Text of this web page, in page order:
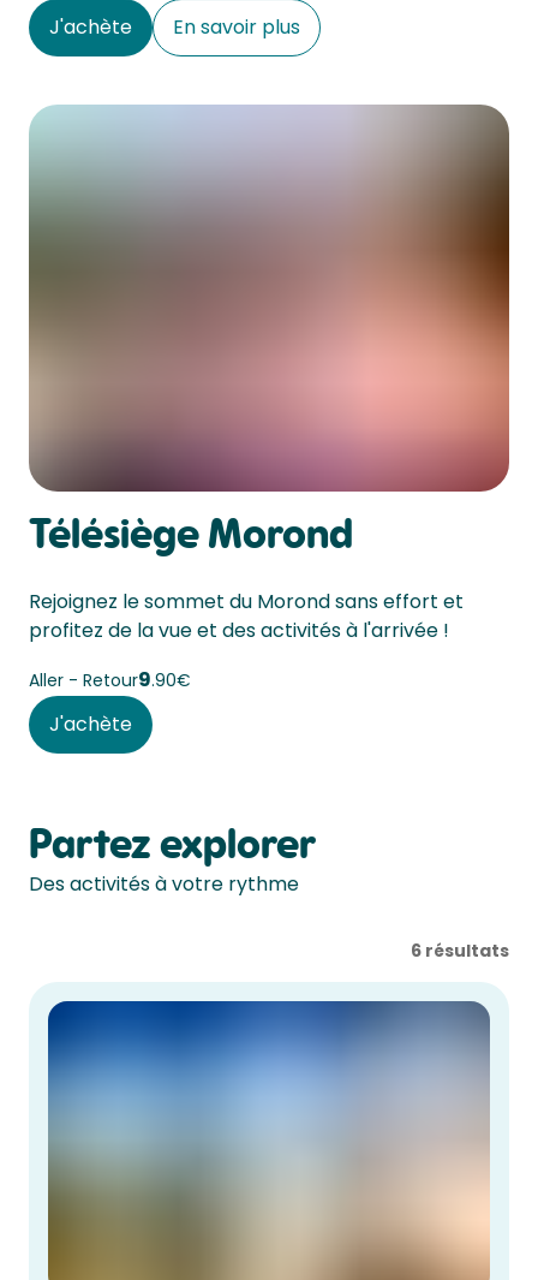
J'achète En savoir plus
Télésiège Morond
Rejoignez le sommet du Morond sans effort et
profitez de la vue et des activités à l'arrivée !
Aller - Retour9 90€
J'achète
Partez explorer
Des activités à votre rythme
6 résultats